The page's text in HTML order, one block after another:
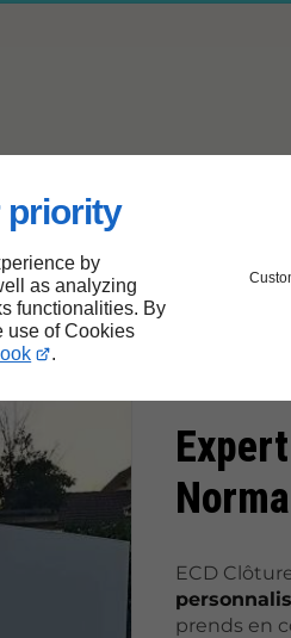
priority
by
as analyzing
functionalities. By
use of Cookies
.
ECD
prends en